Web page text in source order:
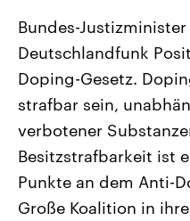
Landtagswahl Sachsen-
2026
Alle Informationen
Sachsen-Anhalt wählt am 6.
September 2026 einen
Landtag. Seit 2021 wird das
Bundesland von einer
Umfragen, Prognosen,
Wahlprogramme, aktuelle
und Hintergründe zu den
Sendungen
Bundes-
Deutschlandfunk
Doping-Gesetz.
strafbar sein,
verbotener
Besitzstrafbarkeit ist
Punkte an dem Anti-
Große Koalition in